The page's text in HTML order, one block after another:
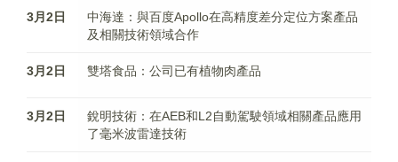
3月2日
中海達：與百度Apollo在高精度差分定位方案產品
及相關技術領域合作
3月2日 雙塔食品：公司已有植物肉產品
3月2日
銳明技術：在AEB和L2自動駕駛領域相關產品應用
了毫米波雷達技術